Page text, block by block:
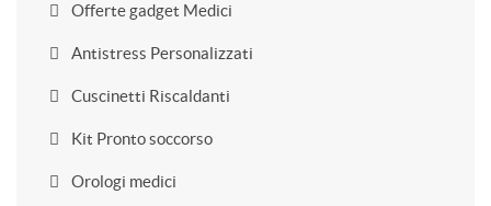
Offerte gadget Medici
Antistress Personalizzati
Cuscinetti Riscaldanti
Kit Pronto soccorso
Orologi medici